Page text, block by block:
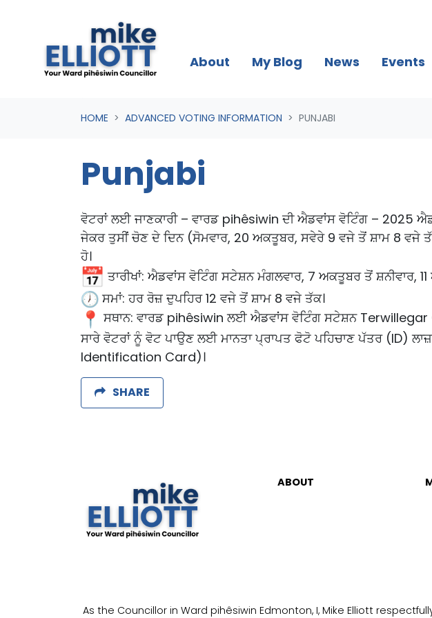
About My Blog News Events
HOME ADVANCED VOTING INFORMATION PUNJABI
Punjabi
ਵੋਟਰਾਂ ਲਈ ਜਾਣਕਾਰੀ – ਵਾਰਡ pihêsiwin ਦੀ ਐਡਵਾਂਸ ਵੋਟਿੰਗ – 2025
ਜੇਕਰ ਤੁਸੀਂ ਚੋਣ ਦੇ ਦਿਨ (ਸੋਮਵਾਰ, 20 ਅਕਤੂਬਰ, ਸਵੇਰੇ 9 ਵਜੇ ਤੋਂ ਸ਼ਾਮ 8 ਵਜੇ
ਹੋ।
ਤਾਰੀਖਾਂ: ਐਡਵਾਂਸ ਵੋਟਿੰਗ ਸਟੇਸ਼ਨ ਮੰਗਲਵਾਰ, 7 ਅਕਤੂਬਰ ਤੋਂ ਸ਼ਨੀਵਾਰ,
ਸਮਾਂ: ਹਰ ਰੋਜ਼ ਦੁਪਹਿਰ 12 ਵਜੇ ਤੋਂ ਸ਼ਾਮ 8 ਵਜੇ ਤੱਕ।
ਸਥਾਨ: ਵਾਰਡ pihêsiwin ਲਈ ਐਡਵਾਂਸ ਵੋਟਿੰਗ ਸਟੇਸ਼ਨ
ਸਾਰੇ ਵੋਟਰਾਂ ਨੂੰ ਵੋਟ ਪਾਉਣ ਲਈ ਮਾਨਤਾ ਪ੍ਰਾਪਤ ਫੋਟੋ ਪਹਿਚਾਣ ਪੱਤਰ (ID)
Identification Card)।
SHARE
ABOUT
As the Councillor in Ward pihêsiwin Edmonton, I, Mike Elliott